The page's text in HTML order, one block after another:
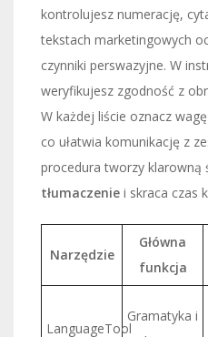
kontrolujesz numerację,
tekstach marketingowych
czynniki perswazyjne. W
weryfikujesz zgodność z
W każdej liście oznacz
co ułatwia komunikację z
procedura tworzy klarowną
tłumaczenie i skraca czas
Narzędzie
Główna
funkcja
LanguageTool
Gramatyka i